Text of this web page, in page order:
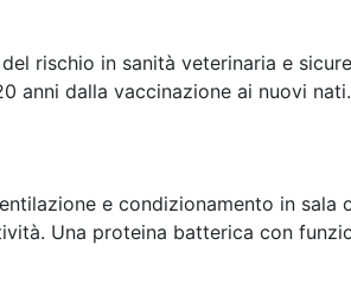
rischio in sanità veterinaria e
anni dalla vaccinazione ai nuovi
e condizionamento in sala
Una proteina batterica con